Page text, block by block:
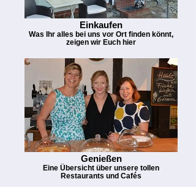
Einkaufen
Was Ihr alles bei uns vor Ort finden könnt,
zeigen wir Euch hier
Genießen
Eine Übersicht über unsere tollen
Restaurants und Cafés